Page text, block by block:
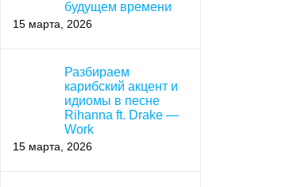
будущем времени
15 марта, 2026
Разбираем
карибский акцент и
идиомы в песне
Rihanna ft. Drake —
Work
15 марта, 2026